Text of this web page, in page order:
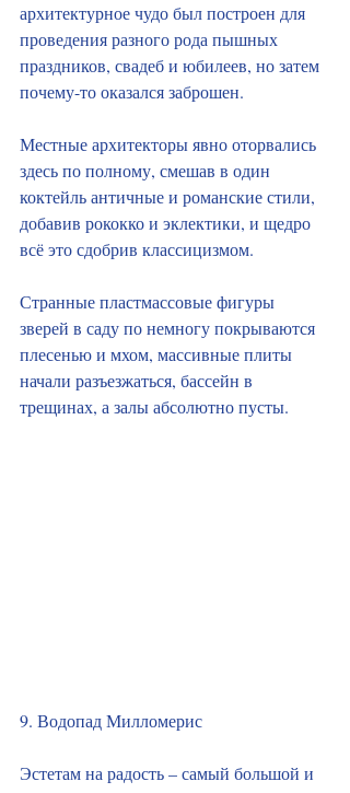
архитектурное чудо был построен для
проведения разного рода пышных
праздников, свадеб и юбилеев, но затем
почему-то оказался заброшен.
Местные архитекторы явно оторвались
здесь по полному, смешав в один
коктейль античные и романские стили,
добавив рококко и эклектики, и щедро
всё это сдобрив классицизмом.
Странные пластмассовые фигуры
зверей в саду по немногу покрываются
плесенью и мхом, массивные плиты
начали разъезжаться, бассейн в
трещинах, а залы абсолютно пусты.
9. Водопад Милломерис
Эстетам на радость – самый большой и